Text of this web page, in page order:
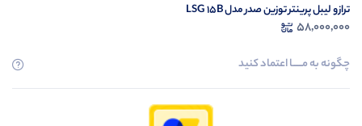
ترازو لیبل پرینتر توزین صدر مدل LSG 15B
58,000,000
چگونه به مــــــا اعتماد کنید